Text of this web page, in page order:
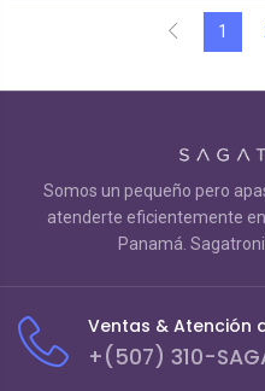
1
Somos un pequeño pero
atenderte eficientemente
Panamá.
Ventas & Atención
+(507) 310-